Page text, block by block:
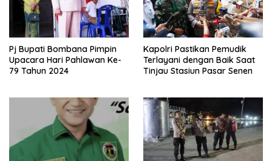
Pj Bupati Bombana Pimpin
Upacara Hari Pahlawan Ke-
79 Tahun 2024
Kapolri Pastikan Pemudik
Terlayani dengan Baik Saat
Tinjau Stasiun Pasar Senen